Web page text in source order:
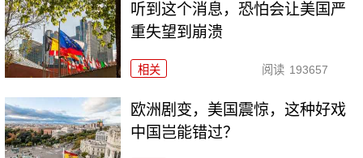
听到这个消息，恐怕会让美国严
重失望到崩溃
相关 阅读 193657
欧洲剧变，美国震惊，这种好戏
中国岂能错过？